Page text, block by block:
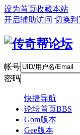
设为首页收藏本站
开启辅助访问 切换到
帐号
密码
快捷导航
论坛首页BBS
Gom版本
Gee版本